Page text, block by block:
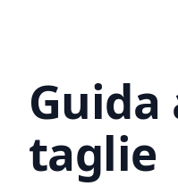
Guida
taglie